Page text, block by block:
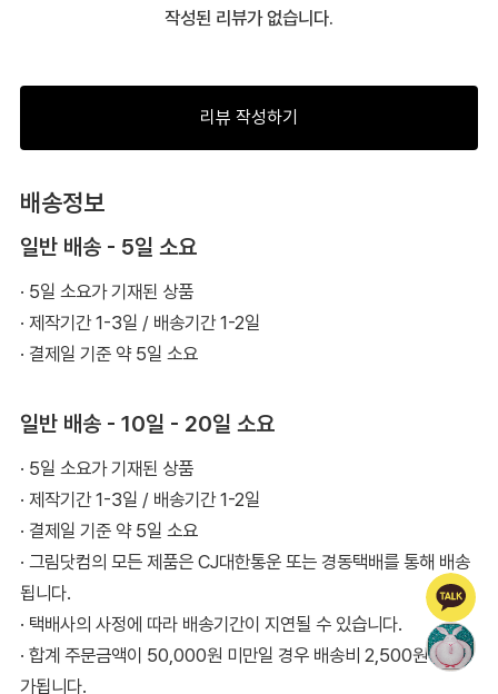
작성된 리뷰가 없습니다.
리뷰 작성하기
배송정보
일반 배송 - 5일 소요
· 5일 소요가 기재된 상품
· 제작기간 1-3일 / 배송기간 1-2일
· 결제일 기준 약 5일 소요
일반 배송 - 10일 - 20일 소요
· 5일 소요가 기재된 상품
· 제작기간 1-3일 / 배송기간 1-2일
· 결제일 기준 약 5일 소요
· 그림닷컴의 모든 제품은 CJ대한통운 또는 경동택배를 통해 배송
됩니다.
· 택배사의 사정에 따라 배송기간이 지연될 수 있습니다.
· 합계 주문금액이 50,000원 미만일 경우 배송비 2,500원이 추
가됩니다.